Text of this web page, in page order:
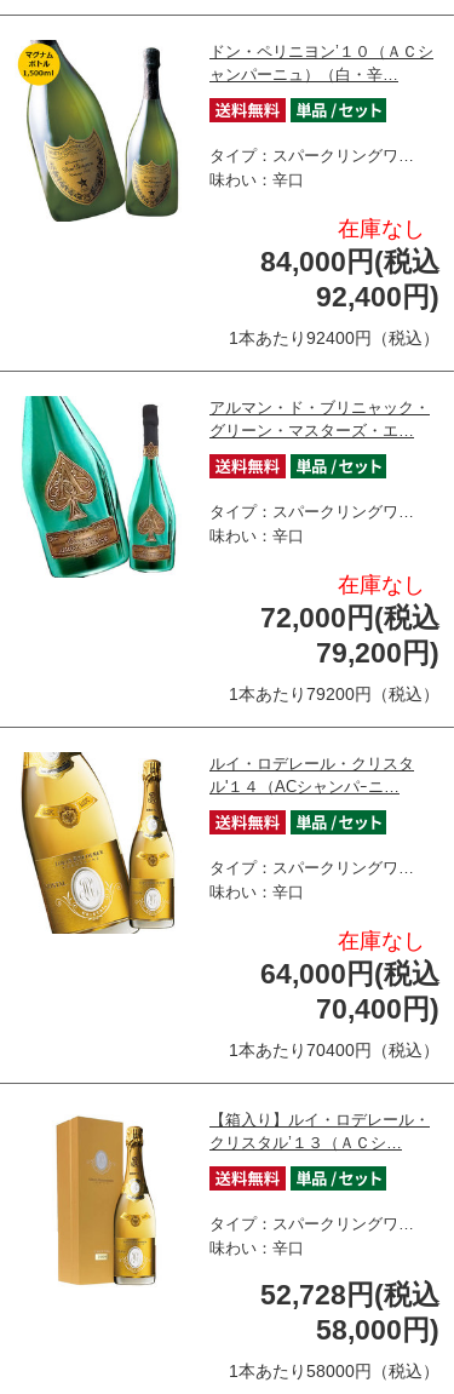
ドン・ペリニヨン’１０（ＡＣシ
ャンパーニュ）（白・辛…
タイプ：スパークリングワ…
味わい：辛口
在庫なし
84,000円(税込
92,400円)
1本あたり92400円（税込）
アルマン・ド・ブリニャック・
グリーン・マスターズ・エ…
タイプ：スパークリングワ…
味わい：辛口
在庫なし
72,000円(税込
79,200円)
1本あたり79200円（税込）
ルイ・ロデレール・クリスタ
ル'１４（ACシャンパｰニ…
タイプ：スパークリングワ…
味わい：辛口
在庫なし
64,000円(税込
70,400円)
1本あたり70400円（税込）
【箱入り】ルイ・ロデレール・
クリスタル’１３（ＡＣシ…
タイプ：スパークリングワ…
味わい：辛口
52,728円(税込
58,000円)
1本あたり58000円（税込）